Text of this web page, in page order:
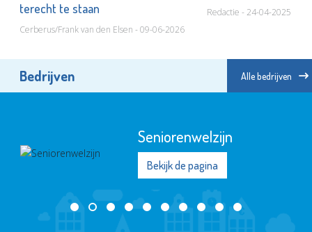
terecht te staan
Cerberus/Frank van den Elsen - 09-06-2026
Redactie - 24-04-2025
Bedrijven Alle bedrijven
Seniorenwelzijn
Bekijk de pagina